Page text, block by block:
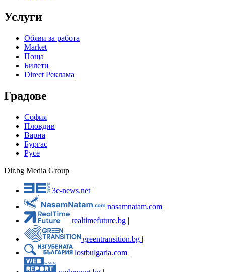
Услуги
Обяви за работа
Market
Поща
Билети
Direct Реклама
Градове
София
Пловдив
Варна
Бургас
Русе
Dir.bg Media Group
3e-news.net
nasamnatam.com |
realtimefuture.bg |
greentransition.bg |
lostbulgaria.com |